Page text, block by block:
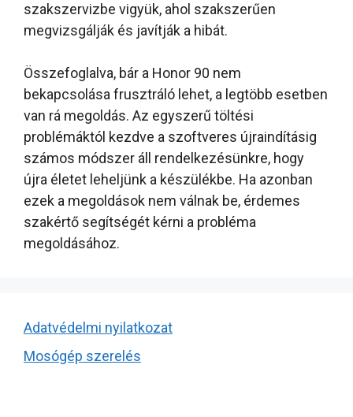
szakszervizbe vigyük, ahol szakszerűen
megvizsgálják és javítják a hibát.
Összefoglalva, bár a Honor 90 nem
bekapcsolása frusztráló lehet, a legtöbb esetben
van rá megoldás. Az egyszerű töltési
problémáktól kezdve a szoftveres újraindításig
számos módszer áll rendelkezésünkre, hogy
újra életet leheljünk a készülékbe. Ha azonban
ezek a megoldások nem válnak be, érdemes
szakértő segítségét kérni a probléma
megoldásához.
Adatvédelmi nyilatkozat
Mosógép szerelés